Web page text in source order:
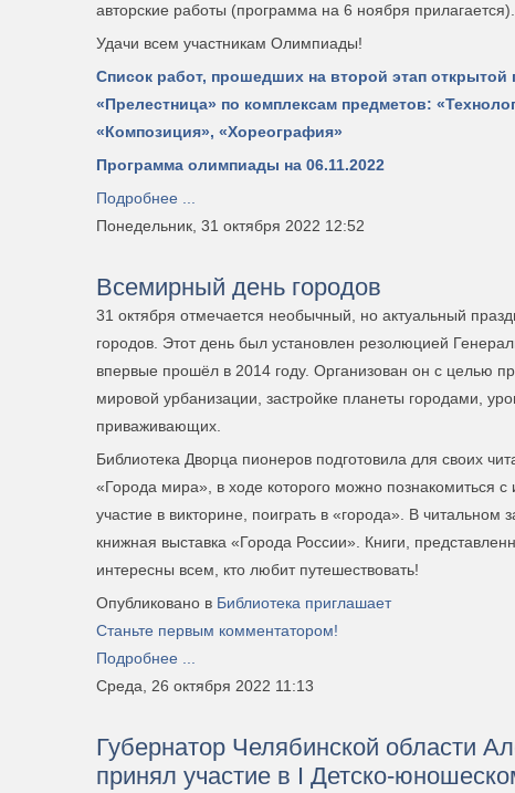
авторские работы (программа на 6 ноября прилагается).
Удачи всем участникам Олимпиады!
Список работ, прошедших на второй этап
«Прелестница» по комплексам предметов:
«Композиция», «Хореография»
Программа олимпиады на 06.11.2022
Подробнее ...
Понедельник, 31 октября 2022 12:52
Всемирный день городов
31 октября отмечается необычный, но актуальный
городов. Этот день был установлен резолюцией
впервые прошёл в 2014 году. Организован он с целью
мировой урбанизации, застройке планеты городами,
приваживающих.
Библиотека Дворца пионеров подготовила для своих
«Города мира», в ходе которого можно познакомиться с
участие в викторине, поиграть в «города». В читальном
книжная выставка «Города России». Книги,
интересны всем, кто любит путешествовать!
Опубликовано в Библиотека приглашает
Станьте первым комментатором!
Подробнее ...
Среда, 26 октября 2022 11:13
Губернатор Челябинской области
принял участие в I Детско-